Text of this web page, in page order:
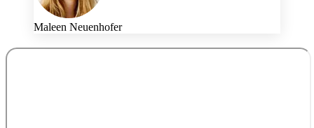
Maleen Neuenhofer